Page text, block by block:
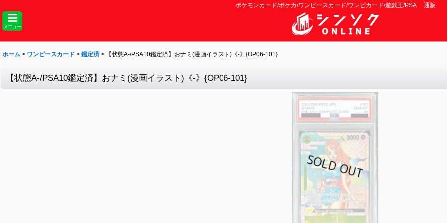
ポケモンカード/ポケカ/ワンピースカード/ワンピカード/遊戯王/PSA 通販
メニュー
ホーム > ワンピースカード > 鑑定済 > 【状態A-/PSA10鑑定済】おナミ(漫画イラスト)《-》{OP06-101}
【状態A-/PSA10鑑定済】おナミ(漫画イラスト)《-》{OP06-101}